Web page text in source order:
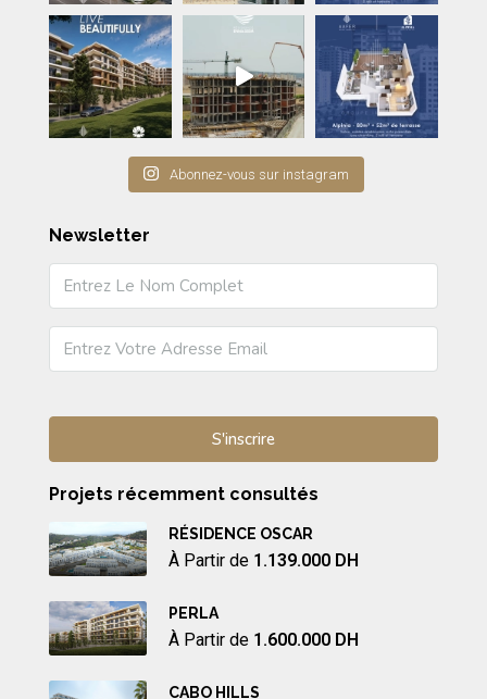
Abonnez-vous sur instagram
Newsletter
Projets récemment consultés
RÉSIDENCE OSCAR
À Partir de 1.139.000 DH
PERLA
À Partir de 1.600.000 DH
CABO HILLS